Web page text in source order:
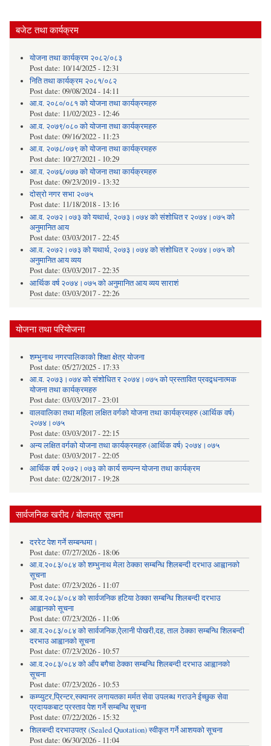
बजेट तथा कार्यक्रम
योजना तथा कार्यक्रम २०८२/०८३
Post date: 10/14/2025 - 12:31
निति तथा कार्यक्रम २०८१/०८२
Post date: 09/08/2024 - 14:11
आ.व. २०८०/०८१ को योजना तथा कार्यक्रमहरु
Post date: 11/02/2023 - 12:46
आ.व. २०७९/०८० को योजना तथा कार्यक्रमहरु
Post date: 09/16/2022 - 11:23
आ.व. २०७८/०७९ को योजना तथा कार्यक्रमहरु
Post date: 10/27/2021 - 10:29
आ.व. २०७६/०७७ को योजना तथा कार्यक्रमहरु
Post date: 09/23/2019 - 13:32
दोस्रो नगर सभा २०७५
Post date: 11/18/2018 - 13:16
आ.व. २०७२।०७३ को यथार्थ, २०७३।०७४ को संशोधित र २०७४।०७५ को
अनुमानित आय
Post date: 03/03/2017 - 22:45
आ.व. २०७२।०७३ को यथार्थ, २०७३।०७४ को संशोधित र २०७४।०७५ को
अनुमानित आय व्यय
Post date: 03/03/2017 - 22:35
आर्थिक वर्ष २०७४।०७५ को अनुमानित आय व्यय साराशं
Post date: 03/03/2017 - 22:26
योजना तथा परियोजना
शम्भुनाथ नगरपालिकाको शिक्षा क्षेत्र योजना
Post date: 05/27/2025 - 17:33
आ.व. २०७३।०७४ को संशोधित र २०७४।०७५ को प्रस्तावित प्रवद्र्धनात्मक
योजना तथा कार्यक्रमहरु
Post date: 03/03/2017 - 23:01
वालवालिका तथा महिला लक्षित वर्गको योजना तथा कार्यक्रमहरु (आर्थिक वर्ष)
२०७४।०७५
Post date: 03/03/2017 - 22:15
अन्य लक्षित वर्गको योजना तथा कार्यक्रमहरु (आर्थिक वर्ष) २०७४।०७५
Post date: 03/03/2017 - 22:05
आर्थिक वर्ष २०७२।०७३ को कार्य सम्पन्न योजना तथा कार्यक्रम
Post date: 02/28/2017 - 19:28
सार्वजनिक खरीद / बोलपत्र सूचना
दररेट पेश गर्ने सम्बन्धमा।
Post date: 07/27/2026 - 18:06
आ.व.२०८३/०८४ को शम्भुनाथ मेला ठेक्का सम्बन्धि शिलबन्दी दरभाउ आह्वानको
सूचना
Post date: 07/23/2026 - 11:07
आ.व.२०८३/०८४ को सार्वजनिक हटिया ठेक्का सम्बन्धि शिलबन्दी दरभाउ
आह्वानको सूचना
Post date: 07/23/2026 - 11:06
आ.व.२०८३/०८४ को सार्वजनिक,ऐलानी पोखरी,दह, ताल ठेक्का सम्बन्धि शिलबन्दी
दरभाउ आह्वानको सूचना
Post date: 07/23/2026 - 10:57
आ.व.२०८३/०८४ को आँप बगैचा ठेक्का सम्बन्धि शिलबन्दी दरभाउ आह्वानको
सूचना
Post date: 07/23/2026 - 10:53
कम्प्युटर,प्रिन्टर,स्क्यानर लगायतका मर्मत सेवा उपलब्ध गराउने ईच्छुक सेवा
प्रदायकबाट प्रस्ताव पेश गर्ने सम्बन्धि सूचना
Post date: 07/22/2026 - 15:32
शिलबन्दी दरभाउपत्र (Sealed Quotation) स्वीकृत गर्ने आशयको सूचना
Post date: 06/30/2026 - 11:04